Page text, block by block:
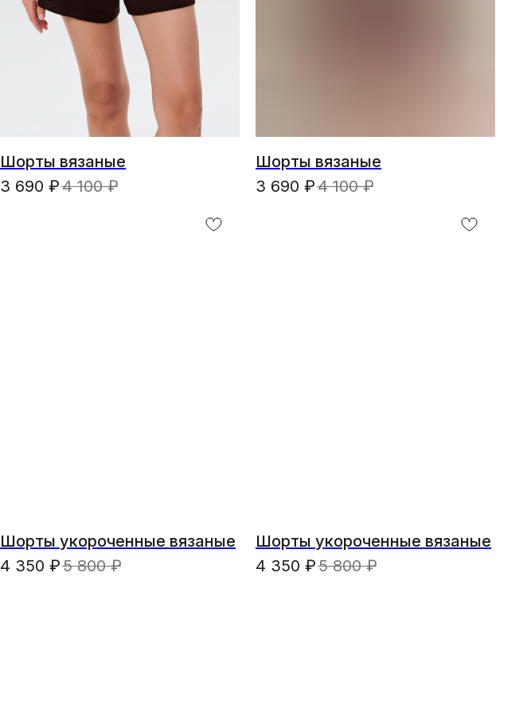
Шорты вязаные
3 690 ₽4 100 ₽
Шорты вязаные
3 690 ₽4 100 ₽
Шорты укороченные вязаные
4 350 ₽5 800 ₽
Шорты укороченные вязаные
4 350 ₽5 800 ₽